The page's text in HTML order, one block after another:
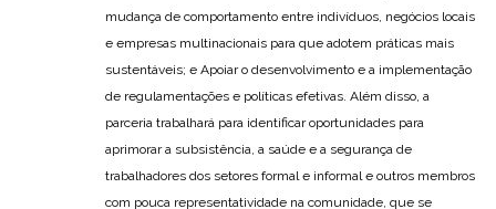
mudança de comportamento entre indivíduos, negócios locais
e empresas multinacionais para que adotem práticas mais
sustentáveis; e Apoiar o desenvolvimento e a implementação
de regulamentações e políticas efetivas. Além disso, a
parceria trabalhará para identificar oportunidades para
aprimorar a subsistência, a saúde e a segurança de
trabalhadores dos setores formal e informal e outros membros
com pouca representatividade na comunidade, que se